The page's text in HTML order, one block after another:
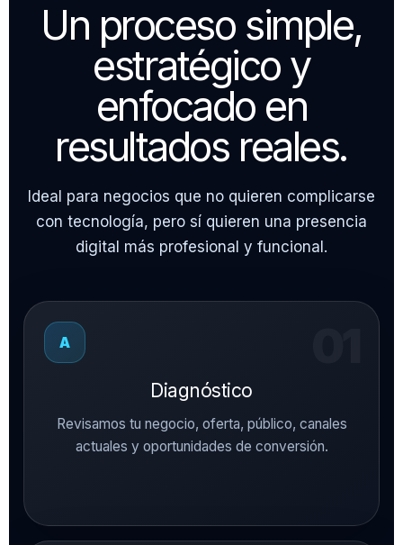
Un proceso simple,
estratégico y
enfocado en
resultados reales.
Ideal para negocios que no quieren complicarse
con tecnología, pero sí quieren una presencia
digital más profesional y funcional.
A
Diagnóstico
Revisamos tu negocio, oferta, público, canales
actuales y oportunidades de conversión.